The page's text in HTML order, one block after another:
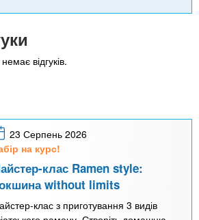
відгуків.
23 Серпень 2026
на курс!
клас Ramen style:
without limits
клас з приготування 3 видів